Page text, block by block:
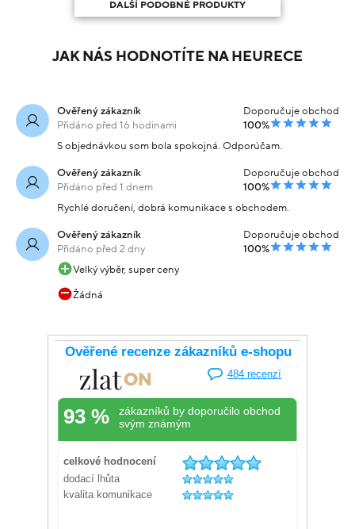
DALŠÍ PODOBNÉ PRODUKTY
JAK NÁS HODNOTÍTE NA HEURECE
Ověřený zákazník
Přidáno před 16 hodinami
Doporučuje obchod
100%
S objednávkou som bola spokojná. Odporúčam.
Ověřený zákazník
Přidáno před 1 dnem
Doporučuje obchod
100%
Rychlé doručení, dobrá komunikace s obchodem.
Ověřený zákazník
Přidáno před 2 dny
Doporučuje obchod
100%
Velký výběr, super ceny
Žádná